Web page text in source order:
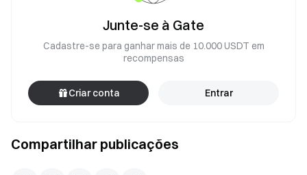
alta para determinados valores de assinatura. As
recompensas serão ajustadas dinamicamente de
acordo com as condições de mercado e distribuídas até
serem esgotadas.
Dados atualizados em 1 de maio de 2026; as taxas
Compartilhar publicações
Junte-se à Gate
Cadastre-se para ganhar mais de 10.000 USDT em
recompensas
Criar conta Entrar